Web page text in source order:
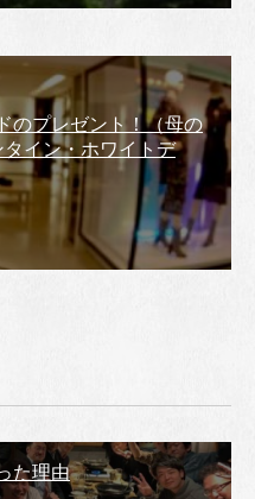
のプレゼント！（母の
イン・ホワイトデ
た理由